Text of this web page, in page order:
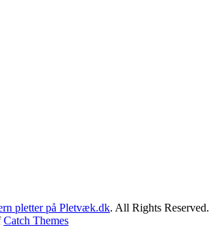
pletter på Pletvæk.dk. All Rights Reserved.
Catch Themes